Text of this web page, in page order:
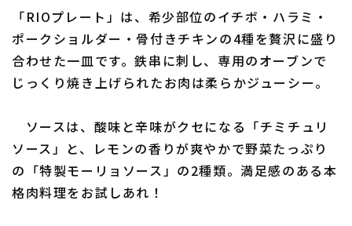
利用規約 プライバシーポリシー
運営会社（別ウィンドウで開く） よくある質問
特定商取引法の表示
「RIOプレート」は、希少部位のイチボ・ハラミ・
ポークショルダー・骨付きチキンの4種を贅沢に盛り
合わせた一皿です。鉄串に刺し、専用のオーブンで
じっくり焼き上げられたお肉は柔らかジューシー。
ソースは、酸味と辛味がクセになる「チミチュリ
ソース」と、レモンの香りが爽やかで野菜たっぷり
の「特製モーリョソース」の2種類。満足感のある本
格肉料理をお試しあれ！